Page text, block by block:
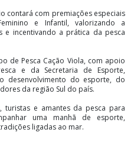
contará com premiações especiais
e Infantil, valorizando a
e incentivando a prática da pesca
de Pesca Cação Viola, com apoio
e da Secretaria de Esporte,
desenvolvimento do esporte, do
da região Sul do país.
turistas e amantes da pesca para
uma manhã de esporte,
ligadas ao mar.